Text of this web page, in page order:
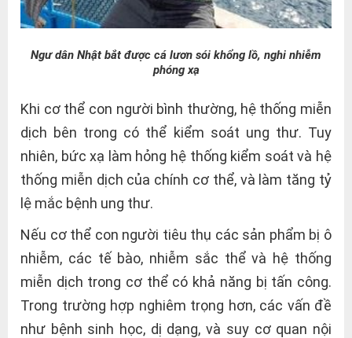
Ngư dân Nhật bắt được cá lươn sói khổng lồ, nghi nhiễm
phóng xạ
Khi cơ thể con người bình thường, hệ thống miễn
dịch bên trong có thể kiểm soát ung thư. Tuy
nhiên, bức xạ làm hỏng hệ thống kiểm soát và hệ
thống miễn dịch của chính cơ thể, và làm tăng tỷ
lệ mắc bệnh ung thư.
Nếu cơ thể con người tiêu thụ các sản phẩm bị ô
nhiễm, các tế bào, nhiễm sắc thể và hệ thống
miễn dịch trong cơ thể có khả năng bị tấn công.
Trong trường hợp nghiêm trọng hơn, các vấn đề
như bệnh sinh học, dị dạng, và suy cơ quan nội